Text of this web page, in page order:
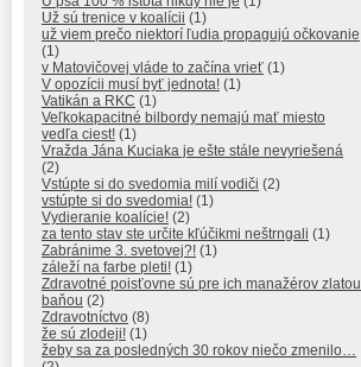
Už sú trenice v koalícii (1)
už viem prečo niektorí ľudia propagujú očkovanie
(1)
v Matovičovej vláde to začína vrieť (1)
V opozícii musí byť jednota! (1)
Vatikán a RKC (1)
Veľkokapacitné bilbordy nemajú mať miesto
vedľa ciest! (1)
Vražda Jána Kuciaka je ešte stále nevyriešená
(2)
Vstúpte si do svedomia milí vodiči (2)
vstúpte si do svedomia! (1)
Vydieranie koalície! (2)
za tento stav ste určite kľúčikmi neštrngali (1)
Zabránime 3. svetovej?! (1)
záleží na farbe pleti! (1)
Zdravotné poisťovne sú pre ich manažérov zlatou
baňou (2)
Zdravotníctvo (8)
že sú zlodeji! (1)
žeby sa za posledných 30 rokov niečo zmenilo…